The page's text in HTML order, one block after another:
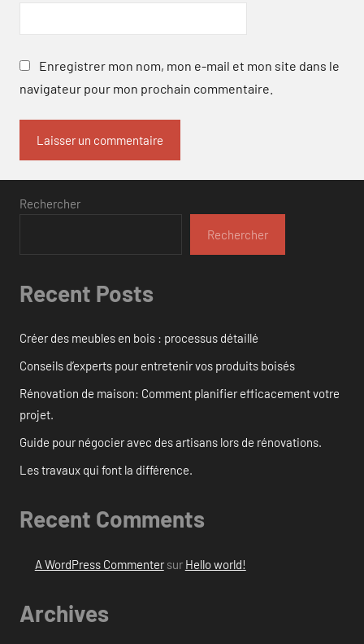
Enregistrer mon nom, mon e-mail et mon site dans le
navigateur pour mon prochain commentaire.
Rechercher
Rechercher
Recent Posts
Créer des meubles en bois : processus détaillé
Conseils d’experts pour entretenir vos produits boisés
Rénovation de maison: Comment planifier efficacement votre
projet.
Guide pour négocier avec des artisans lors de rénovations.
Les travaux qui font la différence.
Recent Comments
A WordPress Commentersur Hello world!
Archives